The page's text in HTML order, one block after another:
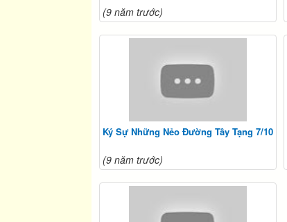
(9 năm trước)
Ký Sự Những Nẻo Đường Tây Tạng 7/10
(9 năm trước)